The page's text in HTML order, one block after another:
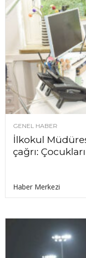
GENEL HABER
İlkokul
çağrı:
Haber Merkezi